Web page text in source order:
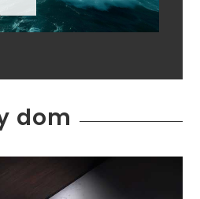
dom